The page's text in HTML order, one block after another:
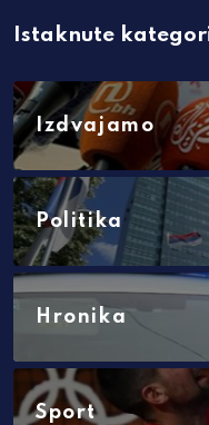
Istaknute
Izdvajamo
Politika
Hronika
Sport